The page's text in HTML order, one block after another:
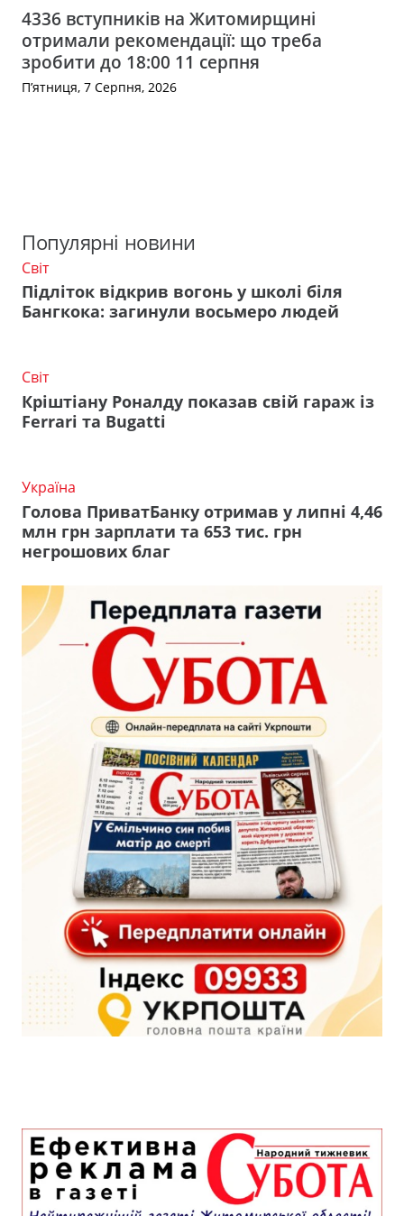
4336 вступників на Житомирщині
отримали рекомендації: що треба
зробити до 18:00 11 серпня
П’ятниця, 7 Серпня, 2026
Популярні новини
Світ
Підліток відкрив вогонь у школі біля
Бангкока: загинули восьмеро людей
Світ
Кріштіану Роналду показав свій гараж із
Ferrari та Bugatti
Україна
Голова ПриватБанку отримав у липні 4,46
млн грн зарплати та 653 тис. грн
негрошових благ